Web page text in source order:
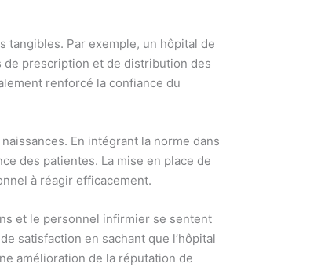
tangibles. Par exemple, un hôpital de
de prescription et de distribution des
renforcé la confiance du
En intégrant la norme dans
des patientes. La mise en place de
à réagir efficacement.
et le personnel infirmier se sentent
satisfaction en sachant que l’hôpital
amélioration de la réputation de